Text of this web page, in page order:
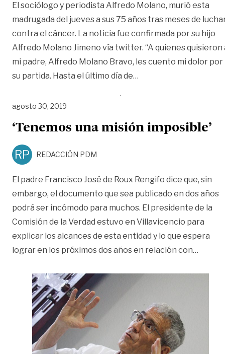
El sociólogo y periodista Alfredo Molano, murió esta
madrugada del jueves a sus 75 años tras meses de
contra el cáncer. La noticia fue confirmada por su hijo
Alfredo Molano Jimeno vía twitter. “A quienes quisieron
mi padre, Alfredo Molano Bravo, les cuento mi dolor por
su partida. Hasta el último día de…
agosto 30, 2019
‘Tenemos una misión imposible’
RP REDACCIÓN PDM
El padre Francisco José de Roux Rengifo dice que, sin
embargo, el documento que sea publicado en dos años
podrá ser incómodo para muchos. El presidente de la
Comisión de la Verdad estuvo en Villavicencio para
explicar los alcances de esta entidad y lo que espera
lograr en los próximos dos años en relación con…